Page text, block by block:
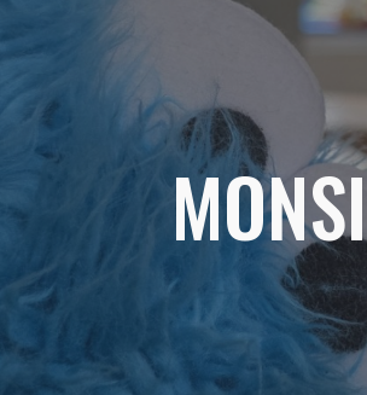
Skip to main content